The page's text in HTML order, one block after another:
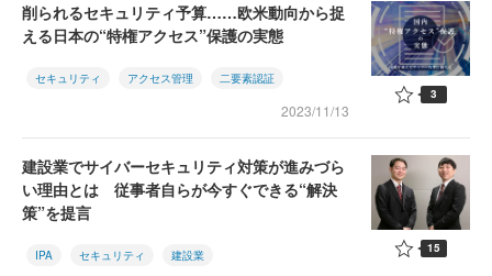
削られるセキュリティ予算……欧米動向から捉
える日本の“特権アクセス”保護の実態
セキュリティ アクセス管理 二要素認証
2023/11/13
3
建設業でサイバーセキュリティ対策が進みづら
い理由とは 従事者自らが今すぐできる“解決
策”を提言
IPA セキュリティ 建設業 15